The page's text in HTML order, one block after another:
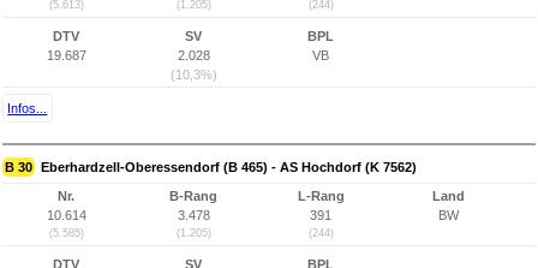
(5.613) (1.205) (244)
DTV
19.687
SV
2.028
(10,3%)
BPL
VB
Infos...
B 30 Eberhardzell-Oberessendorf (B 465) - AS Hochdorf (K 7562)
Nr.
10.614
(5.585)
B-Rang
3.478
(1.205)
L-Rang
391
(244)
Land
BW
DTV
SV
BPL